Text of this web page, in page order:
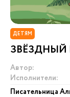
ДЕТЯМ
ЗВЁЗДНЫЙ
Автор:
Исполнители:
Писательница